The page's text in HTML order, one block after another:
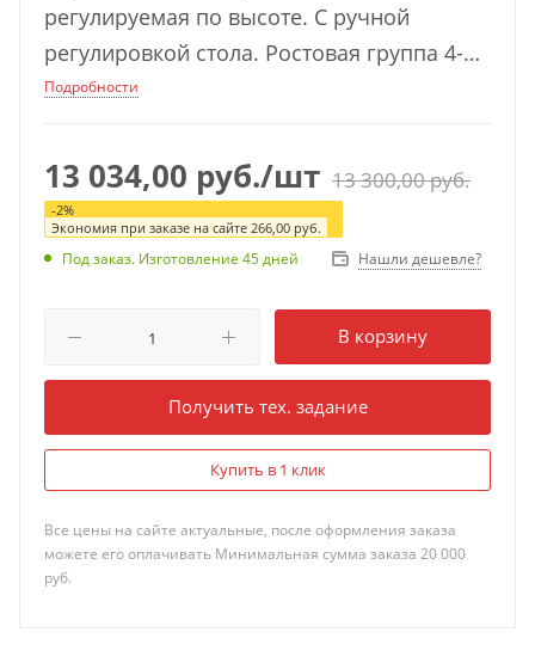
регулируемая по высоте. С ручной
регулировкой стола. Ростовая группа 4-6.
Артикул производителя П1200А-NdV
Подробности
13 034,00 руб./шт 13 300,00руб.
-2%
Экономия при заказе на сайте 266,00 руб.
Под заказ. Изготовление 45 дней Нашли дешевле?
В корзину
Получить тех. задание
Купить в 1 клик
Все цены на сайте актуальные, после оформления заказа
можете его оплачивать Минимальная сумма заказа 20 000
руб.